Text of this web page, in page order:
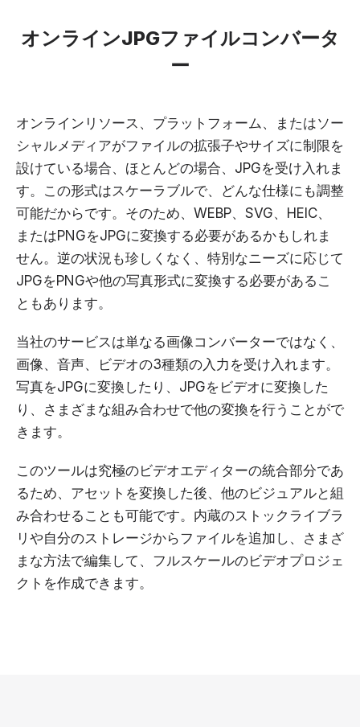
オンラインJPGファイルコンバータ
ー
オンラインリソース、プラットフォーム、またはソー
シャルメディアがファイルの拡張子やサイズに制限を
設けている場合、ほとんどの場合、JPGを受け入れま
す。この形式はスケーラブルで、どんな仕様にも調整
可能だからです。そのため、WEBP、SVG、HEIC、
またはPNGをJPGに変換する必要があるかもしれま
せん。逆の状況も珍しくなく、特別なニーズに応じて
JPGをPNGや他の写真形式に変換する必要があるこ
ともあります。
当社のサービスは単なる画像コンバーターではなく、
画像、音声、ビデオの3種類の入力を受け入れます。
写真をJPGに変換したり、JPGをビデオに変換した
り、さまざまな組み合わせで他の変換を行うことがで
きます。
このツールは究極のビデオエディターの統合部分であ
るため、アセットを変換した後、他のビジュアルと組
み合わせることも可能です。内蔵のストックライブラ
リや自分のストレージからファイルを追加し、さまざ
まな方法で編集して、フルスケールのビデオプロジェ
クトを作成できます。